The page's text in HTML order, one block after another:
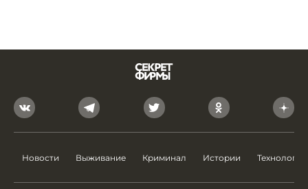
Новости Выживание Криминал Истории Технологии